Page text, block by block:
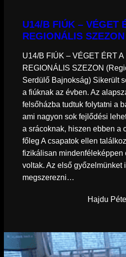
U14/B FIÚK – VÉGET
REGIONÁLIS SZEZON
U14/B FIÚK – VÉGET ÉRT A
REGIONÁLIS SZEZON
Serdülő Bajnokság) Sikerült
a fiúknak az évben. Az
felsőházba tudtuk folytatni a
ami nagyon sok fejlődési
a srácoknak, hiszen ebben a
főleg A csapatok ellen
fizikálisan mindenféleképpen
voltak. Az első győzelmünket
megszerezni…
Hajdu